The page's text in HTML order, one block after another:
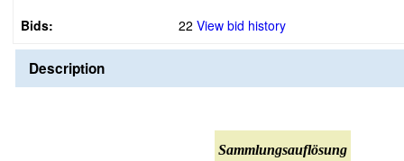
Bids:
22 View bid history
Description
Sammlungsauflösung